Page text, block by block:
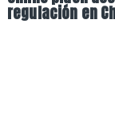
regulación en